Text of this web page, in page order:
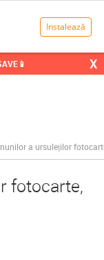
X
a ursuleților
fotocarte,